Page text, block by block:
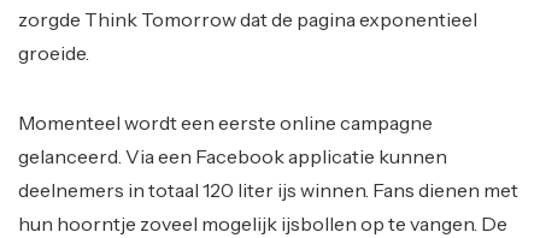
zorgde Think Tomorrow dat de pagina exponentieel
groeide.
Momenteel wordt een eerste online campagne
gelanceerd. Via een Facebook applicatie kunnen
deelnemers in totaal 120 liter ijs winnen. Fans dienen met
hun hoorntje zoveel mogelijk ijsbollen op te vangen. De